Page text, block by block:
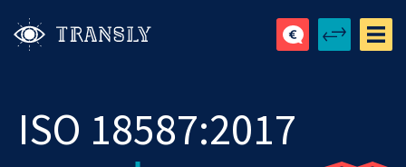
ISO 18587:2017